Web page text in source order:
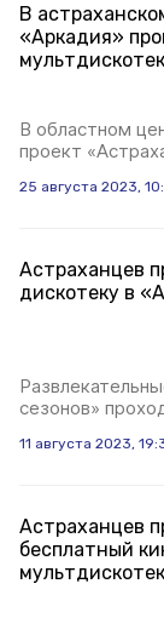
В
«Аркадия»
В областном
проект
25 августа 2023,
Астраханцев
дискотеку в
сезонов»
11 августа 2023,
Астраханцев
бесплатный